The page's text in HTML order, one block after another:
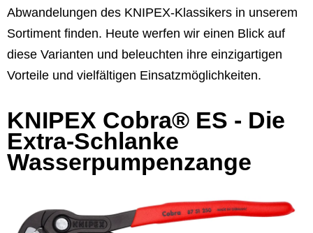
Abwandelungen des KNIPEX-Klassikers in unserem
Sortiment finden. Heute werfen wir einen Blick auf
diese Varianten und beleuchten ihre einzigartigen
Vorteile und vielfältigen Einsatzmöglichkeiten.
KNIPEX Cobra® ES - Die
Extra-Schlanke
Wasserpumpenzange